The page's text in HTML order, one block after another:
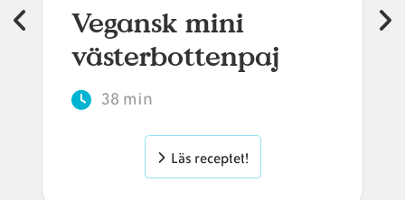
Vegansk mini
västerbottenpaj
38 min
Läs receptet!